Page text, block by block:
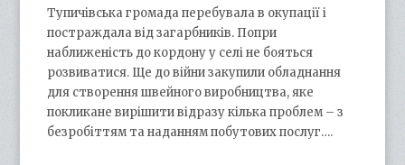
Тупичівська громада перебувала в окупації і
постраждала від загарбників. Попри
наближеність до кордону у селі не бояться
розвиватися. Ще до війни закупили обладнання
для створення швейного виробництва, яке
покликане вирішити відразу кілька проблем – з
безробіттям та наданням побутових послуг….